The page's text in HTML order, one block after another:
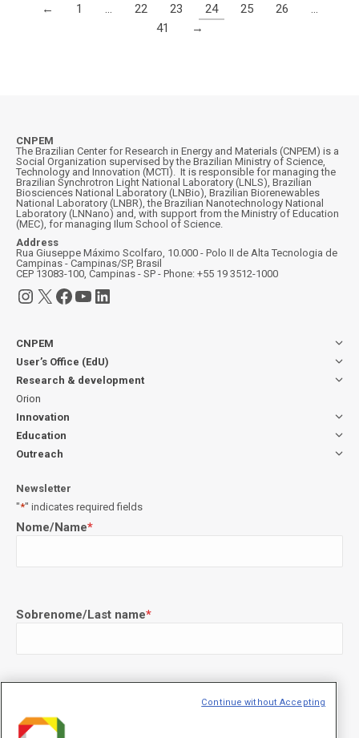
← 1 … 22 23 24 25 26
…
41
→
CNPEM
The Brazilian Center for Research in Energy and Materials (CNPEM) is a
Social Organization supervised by the Brazilian Ministry of Science,
Technology and Innovation (MCTI). It is responsible for managing the
Brazilian Synchrotron Light National Laboratory (LNLS), Brazilian
Biosciences National Laboratory (LNBio), Brazilian Biorenewables
National Laboratory (LNBR), the Brazilian Nanotechnology National
Laboratory (LNNano) and, with support from the Ministry of Education
(MEC), for managing Ilum School of Science.
Address
Rua Giuseppe Máximo Scolfaro, 10.000 - Polo II de Alta Tecnologia de
Campinas - Campinas/SP, Brasil
CEP 13083-100, Campinas - SP - Phone: +55 19 3512-1000
Instagram
X Facebook
YouTube
LinkedIn
CNPEM
User’s Office (EdU)
Research & development
Orion
Innovation
Education
Outreach
Newsletter
"*" indicates required fields
Nome/Name*
Sobrenome/Last name*
Continue without Accepting